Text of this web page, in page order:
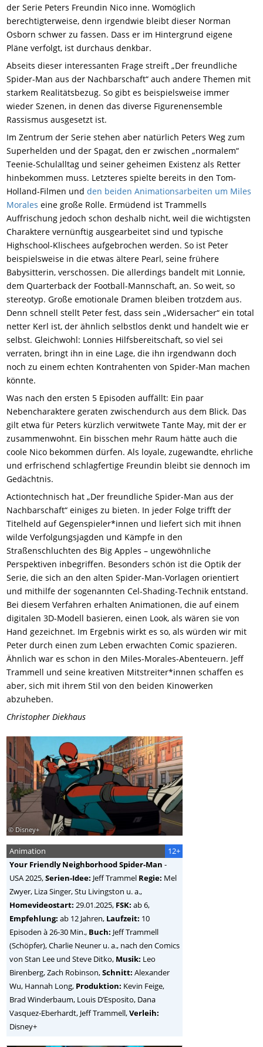
der Serie Peters Freundin Nico inne. Womöglich
berechtigterweise, denn irgendwie bleibt dieser Norman
Osborn schwer zu fassen. Dass er im Hintergrund eigene
Pläne verfolgt, ist durchaus denkbar.
Abseits dieser interessanten Frage streift „Der freundliche
Spider-Man aus der Nachbarschaft“ auch andere Themen mit
starkem Realitätsbezug. So gibt es beispielsweise immer
wieder Szenen, in denen das diverse Figurenensemble
Rassismus ausgesetzt ist.
Im Zentrum der Serie stehen aber natürlich Peters Weg zum
Superhelden und der Spagat, den er zwischen „normalem“
Teenie-Schulalltag und seiner geheimen Existenz als Retter
hinbekommen muss. Letzteres spielte bereits in den Tom-
Holland-Filmen undden beiden Animationsarbeiten um Miles
Morales eine große Rolle. Ermüdend ist Trammells
Auffrischung jedoch schon deshalb nicht, weil die wichtigsten
Charaktere vernünftig ausgearbeitet sind und typische
Highschool-Klischees aufgebrochen werden. So ist Peter
beispielsweise in die etwas ältere Pearl, seine frühere
Babysitterin, verschossen. Die allerdings bandelt mit Lonnie,
dem Quarterback der Football-Mannschaft, an. So weit, so
stereotyp. Große emotionale Dramen bleiben trotzdem aus.
Denn schnell stellt Peter fest, dass sein „Widersacher“ ein total
netter Kerl ist, der ähnlich selbstlos denkt und handelt wie er
selbst. Gleichwohl: Lonnies Hilfsbereitschaft, so viel sei
verraten, bringt ihn in eine Lage, die ihn irgendwann doch
noch zu einem echten Kontrahenten von Spider-Man machen
könnte.
Was nach den ersten 5 Episoden auffällt: Ein paar
Nebencharaktere geraten zwischendurch aus dem Blick. Das
gilt etwa für Peters kürzlich verwitwete Tante May, mit der er
zusammenwohnt. Ein bisschen mehr Raum hätte auch die
coole Nico bekommen dürfen. Als loyale, zugewandte, ehrliche
und erfrischend schlagfertige Freundin bleibt sie dennoch im
Gedächtnis.
Actiontechnisch hat „Der freundliche Spider-Man aus der
Nachbarschaft“ einiges zu bieten. In jeder Folge trifft der
Titelheld auf Gegenspieler*innen und liefert sich mit ihnen
wilde Verfolgungsjagden und Kämpfe in den
Straßenschluchten des Big Apples – ungewöhnliche
Perspektiven inbegriffen. Besonders schön ist die Optik der
Serie, die sich an den alten Spider-Man-Vorlagen orientiert
und mithilfe der sogenannten Cel-Shading-Technik entstand.
Bei diesem Verfahren erhalten Animationen, die auf einem
digitalen 3D-Modell basieren, einen Look, als wären sie von
Hand gezeichnet. Im Ergebnis wirkt es so, als würden wir mit
Peter durch einen zum Leben erwachten Comic spazieren.
Ähnlich war es schon in den Miles-Morales-Abenteuern. Jeff
Trammell und seine kreativen Mitstreiter*innen schaffen es
aber, sich mit ihrem Stil von den beiden Kinowerken
abzuheben.
Christopher Diekhaus
© Disney+
12+
Animation
Your Friendly Neighborhood Spider-Man -
USA2025,Serien-Idee: Jeff Trammel Regie: Mel
Zwyer, Liza Singer, Stu Livingston u. a.,
Homevideostart: 29.01.2025, FSK: ab 6,
Empfehlung: ab 12 Jahren, Laufzeit: 10
Episoden à 26-30 Min., Buch: Jeff Trammell
(Schöpfer), Charlie Neuner u. a., nach den Comics
von Stan Lee und Steve Ditko, Musik: Leo
Birenberg, Zach Robinson,Schnitt: Alexander
Wu, Hannah Long, Produktion: Kevin Feige,
Brad Winderbaum, Louis D’Esposito, Dana
Vasquez-Eberhardt, Jeff Trammell,Verleih:
Disney+